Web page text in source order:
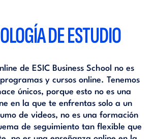
DE ESTUDIO
de ESIC Business School no es
y cursos online. Tenemos
únicos, porque esto no es una
en la que te enfrentas solo a un
de videos, no es una formación
de seguimiento tan flexible que